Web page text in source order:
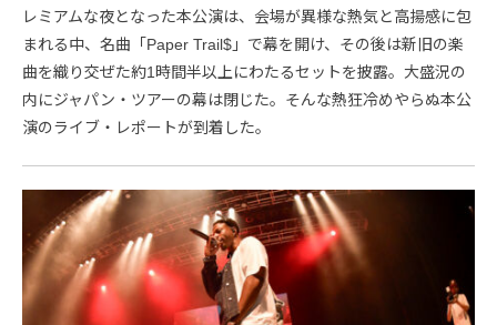
レミアムな夜となった本公演は、会場が異様な熱気と高揚感に包
まれる中、名曲「Paper Trail$」で幕を開け、その後は新旧の楽
曲を織り交ぜた約1時間半以上にわたるセットを披露。大盛況の
内にジャパン・ツアーの幕は閉じた。そんな熱狂冷めやらぬ本公
演のライブ・レポートが到着した。